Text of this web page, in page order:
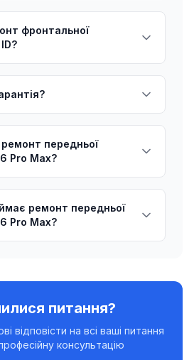
фронтальної
передньої
Pro Max?
ремонт передньої
Pro Max?
питання?
відповісти на всі ваші питання
консультацію